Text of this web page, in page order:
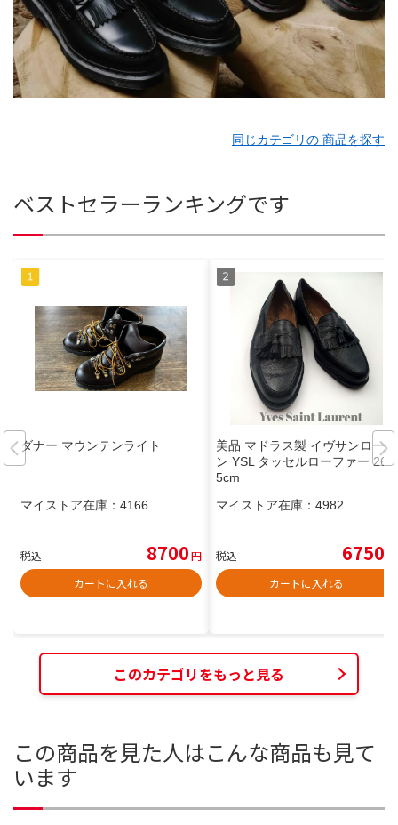
同じカテゴリの 商品を探す
ベストセラーランキングです
ダナー マウンテンライト
マイストア在庫： 4166
税込 8700円
カートに入れる
美品 マドラス製 イヴサンローラ
ン YSL タッセルローファー 26.
5cm
マイストア在庫： 4982
税込 6750
カートに入れる
このカテゴリをもっと見る
この商品を見た人はこんな商品も見て
います